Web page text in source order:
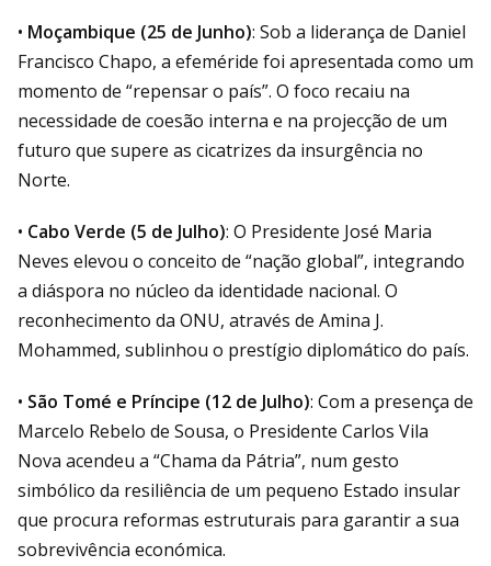
• Moçambique (25 de Junho): Sob a liderança de Daniel
Francisco Chapo, a efeméride foi apresentada como um
momento de “repensar o país”. O foco recaiu na
necessidade de coesão interna e na projecção de um
futuro que supere as cicatrizes da insurgência no
Norte.
• Cabo Verde (5 de Julho): O Presidente José Maria
Neves elevou o conceito de “nação global”, integrando
a diáspora no núcleo da identidade nacional. O
reconhecimento da ONU, através de Amina J.
Mohammed, sublinhou o prestígio diplomático do país.
• São Tomé e Príncipe (12 de Julho): Com a presença de
Marcelo Rebelo de Sousa, o Presidente Carlos Vila
Nova acendeu a “Chama da Pátria”, num gesto
simbólico da resiliência de um pequeno Estado insular
que procura reformas estruturais para garantir a sua
sobrevivência económica.